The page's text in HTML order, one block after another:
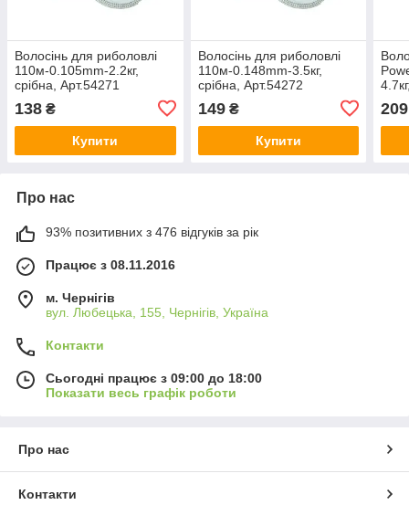
Волосінь для риболовлі
110м-0.105mm-2.2кг,
срібна, Арт.54271
138 ₴
Купити
Волосінь для риболовлі
110м-0.148mm-3.5кг,
срібна, Арт.54272
149₴
Купити
209
Про нас
93% позитивних з 476 відгуків за рік
Працює з 08.11.2016
м. Чернігів
вул. Любецька, 155, Чернігів, Україна
Контакти
Сьогодні працює з 09:00 до 18:00
Показати весь графік роботи
Про нас
Контакти